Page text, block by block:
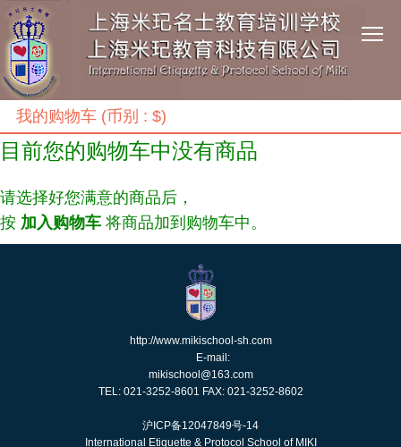
我的购物车 (币别 : $)
目前您的购物车中没有商品
请选择好您满意的商品后，
按 加入购物车 将商品加到购物车中。
http://www.mikischool-sh.com
E-mail:
mikischool@163.com
TEL: 021-3252-8601 FAX: 021-3252-8602
沪ICP备12047849号-14
International Etiquette & Protocol School of MIKI